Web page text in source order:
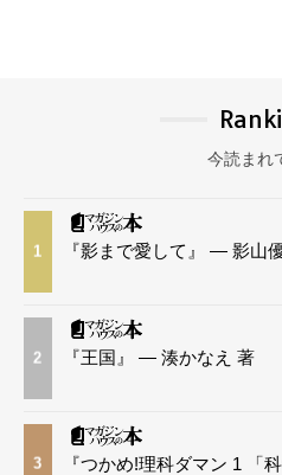
今読まれ
1 『影まで愛して』 — 影山
2 『王国』 — 湊かなえ 著
3
『つかめ!理科ダマン 1 「